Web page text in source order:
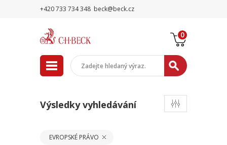
+420 733 734 348 beck@beck.cz
0
Výsledky vyhledávání
EVROPSKÉ PRÁVO